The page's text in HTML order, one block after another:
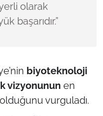
olarak
başarıdır.”
biyoteknoloji
vizyonunun en
vurguladı.